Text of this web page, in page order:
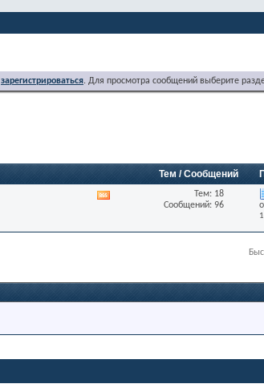
зарегистрироваться. Для просмотра сообщений выберите
Тем / Сообщений
раздела
Тем: 18
Сообщений: 96